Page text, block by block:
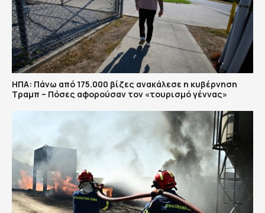
ΗΠΑ: Πάνω από 175.000 βίζες ανακάλεσε η κυβέρνηση
Τραμπ – Πόσες αφορούσαν τον «τουρισμό γέννας»